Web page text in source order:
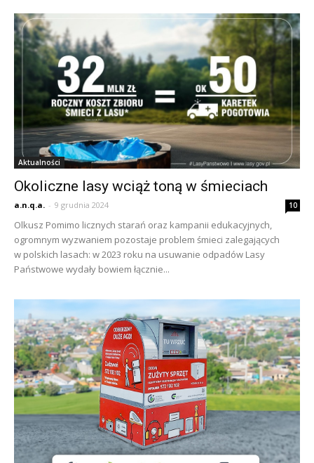
Aktualności
Okoliczne lasy wciąż toną w śmieciach
a.n.q.a. - 9 grudnia 2024 10
Olkusz Pomimo licznych starań oraz kampanii edukacyjnych,
ogromnym wyzwaniem pozostaje problem śmieci zalegających
w polskich lasach: w 2023 roku na usuwanie odpadów Lasy
Państwowe wydały bowiem łącznie...